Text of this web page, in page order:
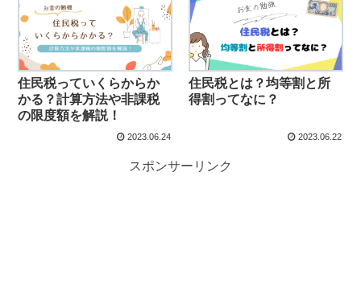
住民税っていくらからか
かる？計算方法や非課税
の限度額を解説！
2023.06.24
住民税とは？均等割と所
得割ってなに？
2023.06.22
スポンサーリンク